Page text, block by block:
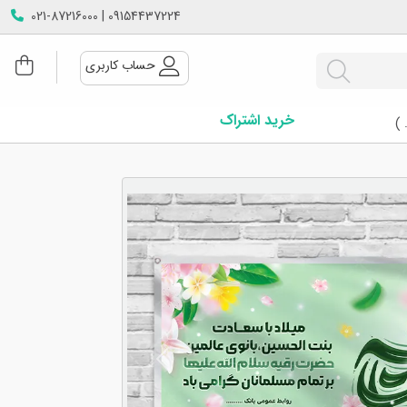
09154437224 | 021-87216000
حساب کاربری
) خرید اشتراک
Next